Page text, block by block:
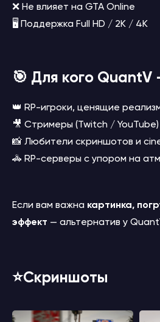
❌ Не влияет на GTA Online
🖥️ Поддержка Full HD / 2K / 4K
🎯 Для кого
👑 RP-игроки, ценящие
🎥 Стримеры (Twitch / YouTube)
📸 Любители скриншотов и
🚓 RP-серверы с упором на
Если вам важна картинка,
эффект — альтернатив у
⭐️Скриншоты